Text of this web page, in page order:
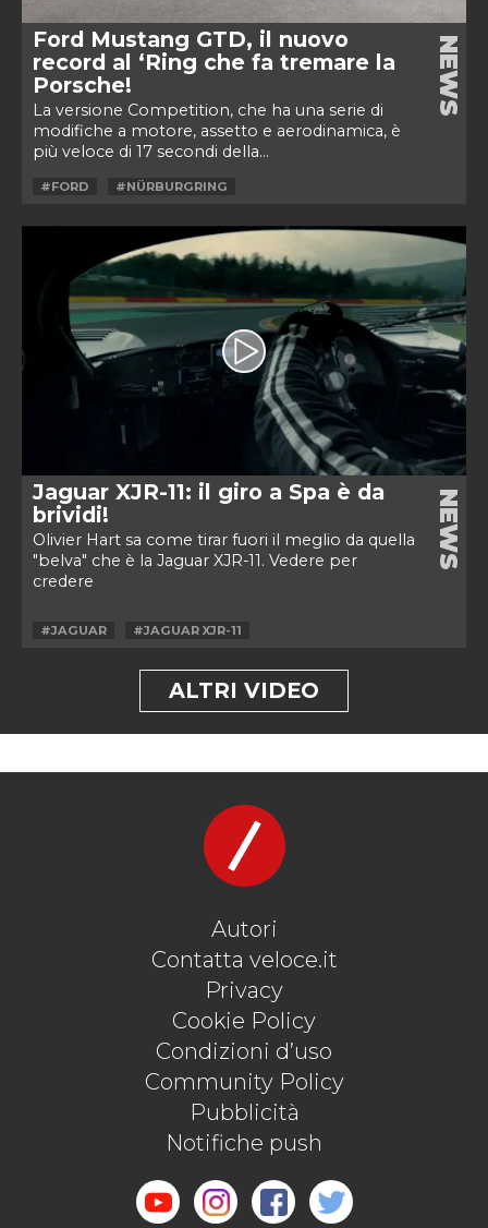
Ford Mustang GTD, il nuovo
record al ‘Ring che fa tremare la
Porsche!
La versione Competition, che ha una serie di
modifiche a motore, assetto e aerodinamica, è
più veloce di 17 secondi della...
NEWS
#FORD #NÜRBURGRING
Jaguar XJR-11: il giro a Spa è da
brividi!
Olivier Hart sa come tirar fuori il meglio da quella
"belva" che è la Jaguar XJR-11. Vedere per
credere
NEWS
#JAGUAR #JAGUAR XJR-11
ALTRI VIDEO
Autori
Contatta veloce.it
Privacy
Cookie Policy
Condizioni d’uso
Community Policy
Pubblicità
Notifiche push